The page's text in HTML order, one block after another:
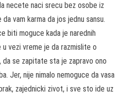
necete naci srecu bez osobe iz
vam karma da jos jednu sansu.
biti moguce kada je narednih
vezi vreme je da razmislite o
da se zapitate sta je zapravo ono
Jer, nije nimalo nemoguce da vasa
zajednicki zivot, i sve sto ide uz